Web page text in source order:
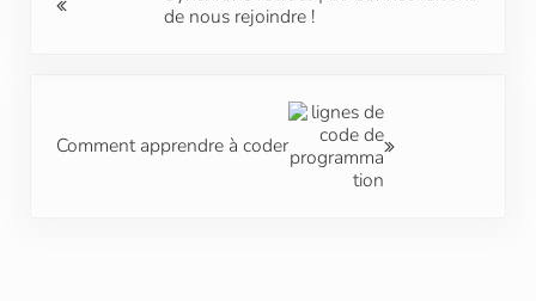
de nous rejoindre !
Comment apprendre à coder